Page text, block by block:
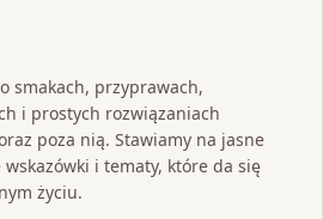
smakach, przyprawach,
i prostych rozwiązaniach
poza nią. Stawiamy na jasne
i tematy, które da się
życiu.